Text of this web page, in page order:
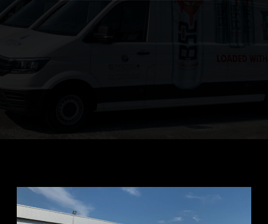
DUVANSKI PROIZVODI
OSTALO